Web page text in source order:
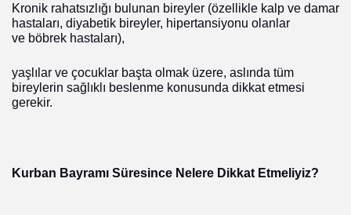
Kronik rahatsızlığı bulunan bireyler (özellikle kalp ve damar
hastaları, diyabetik bireyler, hipertansiyonu olanlar
ve böbrek hastaları),
yaşlılar ve çocuklar başta olmak üzere, aslında tüm
bireylerin sağlıklı beslenme konusunda dikkat etmesi
gerekir.
Kurban Bayramı Süresince Nelere Dikkat Etmeliyiz?